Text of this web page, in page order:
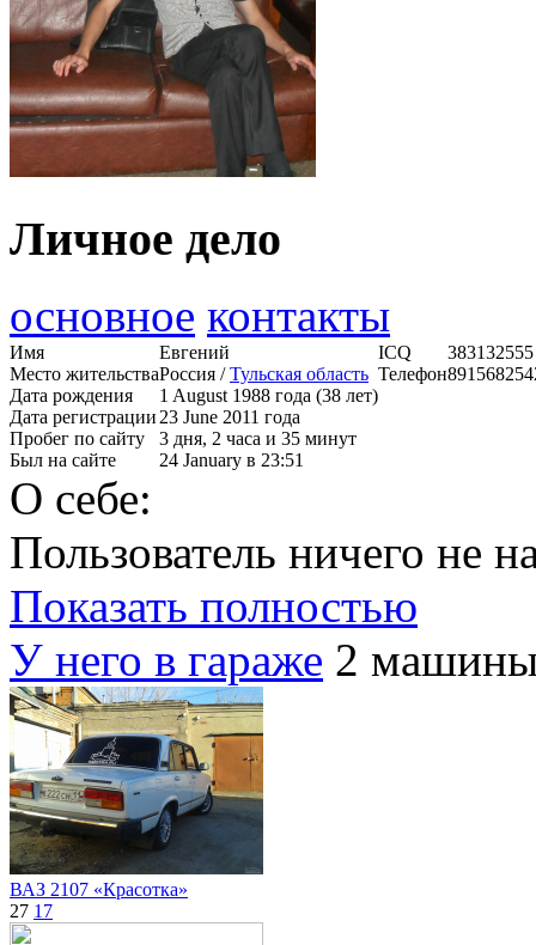
Личное дело
основное контакты
Имя
Евгений
Место жительстваРоссия /Тульская область
Дата рождения
1 August 1988 года (38 лет)
Дата регистрации23 June 2011 года
Пробег по сайту
3 дня, 2 часа и 35 минут
Был на сайте
24 January в 23:51
ICQ
383132555
Телефон
О себе:
Пользователь ничего не
Показать полностью
У него в гараже 2
ВАЗ 2107 «Красотка»
27 17